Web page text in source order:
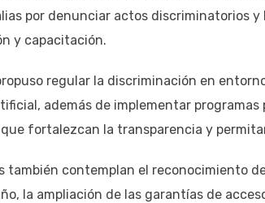
por denunciar actos discriminatorios
y capacitación.
regular la discriminación en
además de implementar
fortalezcan la transparencia y
también contemplan el reconocimiento
la ampliación de las garantías de